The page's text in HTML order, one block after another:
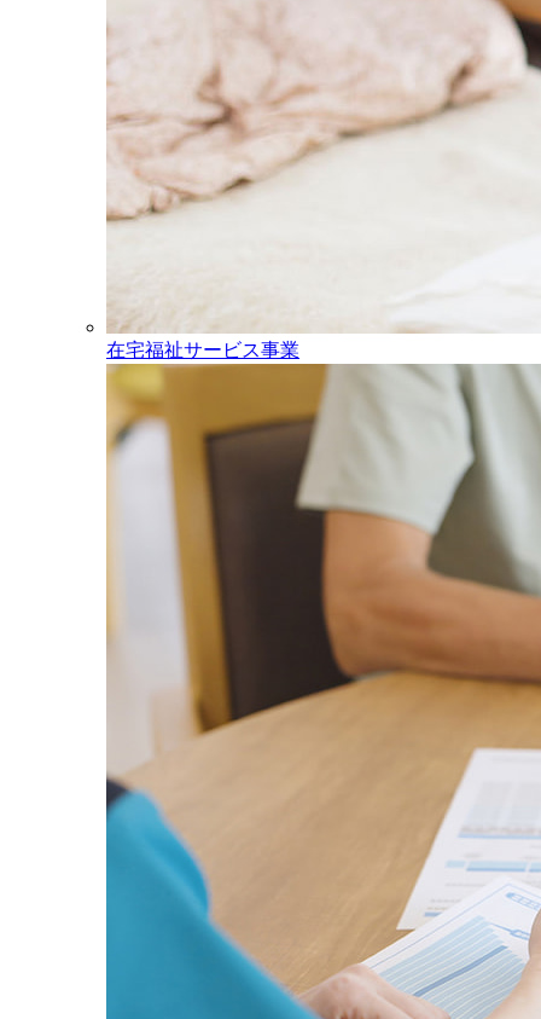
在宅福祉サービス事業